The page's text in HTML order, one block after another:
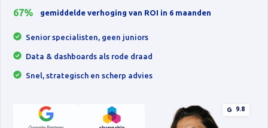
67% gemiddelde verhoging van ROI in 6 maanden
Senior specialisten, geen juniors
Data & dashboards als rode draad
Snel, strategisch en scherp advies
9.8